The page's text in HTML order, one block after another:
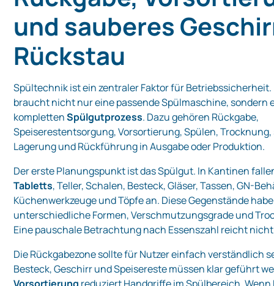
und sauberes
Rückstau
Spültechnik ist ein zentraler Faktor für Betriebssicherheit.
braucht nicht nur eine passende Spülmaschine, sondern
komplettenSpülgutprozess. Dazu gehören Rückgabe,
Speiserestentsorgung, Vorsortierung, Spülen,
Lagerung und Rückführung in Ausgabe oder Produktion.
Der erste Planungspunkt ist das Spülgut. In Kantinen
Tabletts, Teller, Schalen, Besteck, Gläser, Tassen, GN-
Küchenwerkzeuge und Töpfe an. Diese Gegenstände
unterschiedliche Formen, Verschmutzungsgrade und
Eine pauschale Betrachtung nach Essenszahl reicht
Die Rückgabezone sollte für Nutzer einfach verständlich
Besteck, Geschirr und Speisereste müssen klar geführt